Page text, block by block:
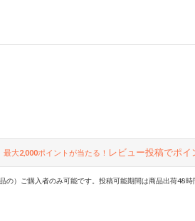
最大2,000ポイントが当たる！ レビュー投稿でポイ
の）ご購入者のみ可能です。投稿可能期間は商品出荷48